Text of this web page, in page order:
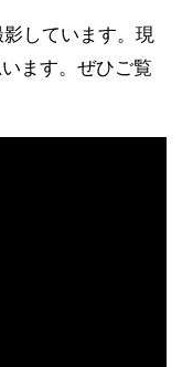
しています。現
ます。ぜひご覧